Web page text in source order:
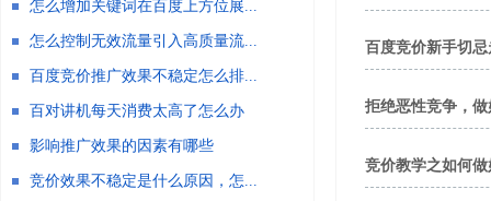
百度竞价新手切
拒绝恶性竞争，
竞价教学之如何
怎么增加关键词在百度上方位展...
怎么控制无效流量引入高质量流...
百度竞价推广效果不稳定怎么排...
百对讲机每天消费太高了怎么办
影响推广效果的因素有哪些
竞价效果不稳定是什么原因，怎...